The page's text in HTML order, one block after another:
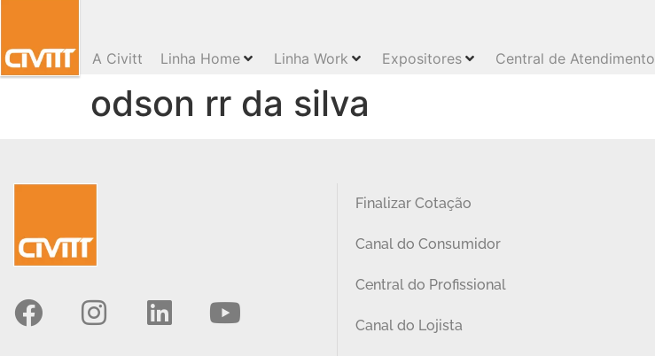
A Civitt Linha Home Linha Work Expositores Central de Atendimento
odson rr da silva
Finalizar Cotação
Canal do Consumidor
Central do Profissional
Canal do Lojista